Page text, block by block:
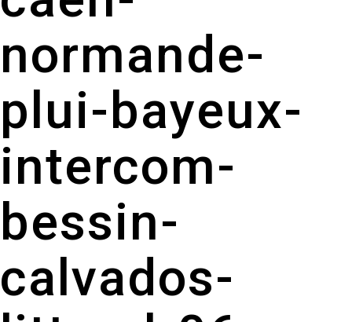
normande-
plui-bayeux-
intercom-
bessin-
calvados-